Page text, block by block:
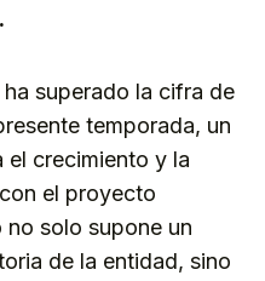
ha superado la cifra de
temporada, un
el crecimiento y la
el proyecto
no solo supone un
de la entidad, sino